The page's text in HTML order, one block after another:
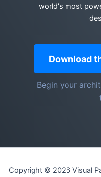
world's most
Download
Begin your
Copyright © 2026 Visual